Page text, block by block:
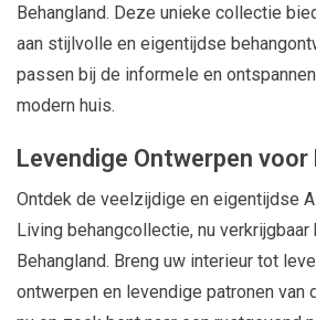
Behangland. Deze unieke collectie
aan stijlvolle en eigentijdse
passen bij de informele en
modern huis.
Levendige Ontwerpen voor
Ontdek de veelzijdige en eigentijdse
Living behangcollectie, nu verkrijgbaar
Behangland. Breng uw interieur tot
ontwerpen en levendige patronen van